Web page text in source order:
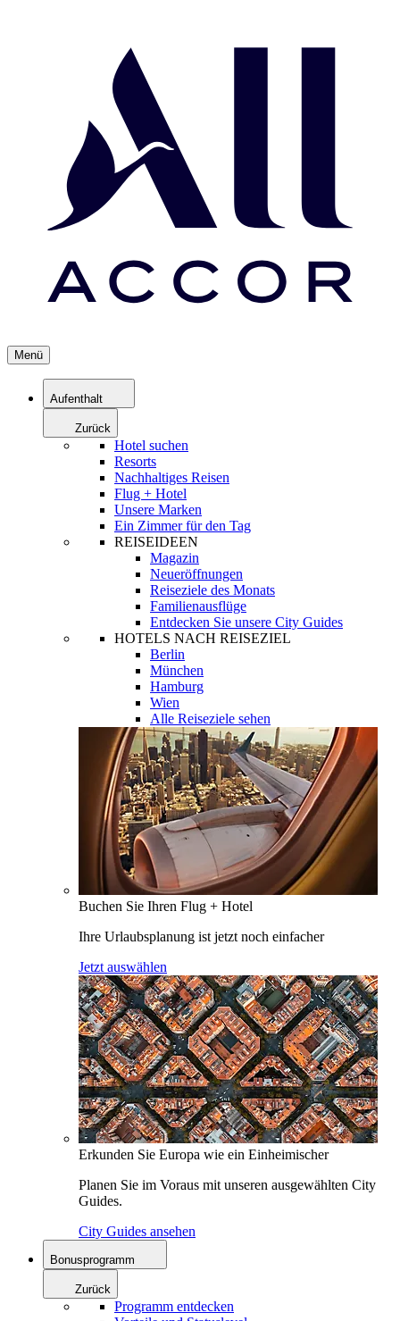
Menü
Aufenthalt
Zurück
Hotel suchen
Resorts
Nachhaltiges Reisen
Flug + Hotel
Unsere Marken
Ein Zimmer für den Tag
REISEIDEEN
Magazin
Neueröffnungen
Reiseziele des Monats
Familienausflüge
Entdecken Sie unsere City Guides
HOTELS NACH REISEZIEL
Berlin
München
Hamburg
Wien
Alle Reiseziele sehen
Buchen Sie Ihren Flug + Hotel
Ihre Urlaubsplanung ist jetzt noch einfacher
Jetzt auswählen
Erkunden Sie Europa wie ein Einheimischer
Planen Sie im Voraus mit unseren ausgewählten City
Guides.
City Guides ansehen
Bonusprogramm
Zurück
Programm entdecken